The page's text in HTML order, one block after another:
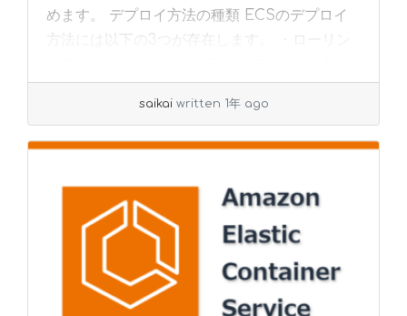
めます。 デプロイ方法の種類 ECSのデプロイ
方法には以下の3つが存在します。 ・ローリン
saikai written 1年 ago